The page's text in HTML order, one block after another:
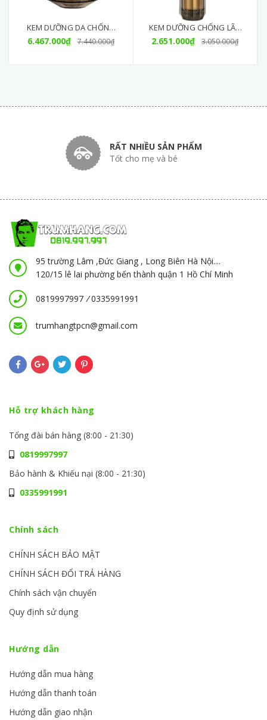
KEM DƯỠNG DA CHỐNG
LÃO HÓA ARTISTRY
6.467.000₫ 7.440.000₫
KEM DƯỠNG CHỐNG LÃO
HÓA VÙNG MẮT ARTISTRY
2.651.000₫ 3.050.000₫
RẤT NHIỀU SẢN PHẨM
Tốt cho mẹ và bé
95 trường Lâm ,Đức Giang , Long Biên Hà Nội....
120/15 lê lai phường bến thành quận 1 Hồ Chí Minh
0819997997 /0335991991
trumhangtpcn@gmail.com
Hỗ trợ khách hàng
Tổng đài bán hàng (8:00 - 21:30)
0819997997
Bảo hành & Khiếu nại (8:00 - 21:30)
0335991991
Chính sách
CHÍNH SÁCH BẢO MẬT
CHÍNH SÁCH ĐỔI TRẢ HÀNG
Chính sách vận chuyển
Quy định sử dụng
Hướng dẫn
Hướng dẫn mua hàng
Hướng dẫn thanh toán
Hướng dẫn giao nhận